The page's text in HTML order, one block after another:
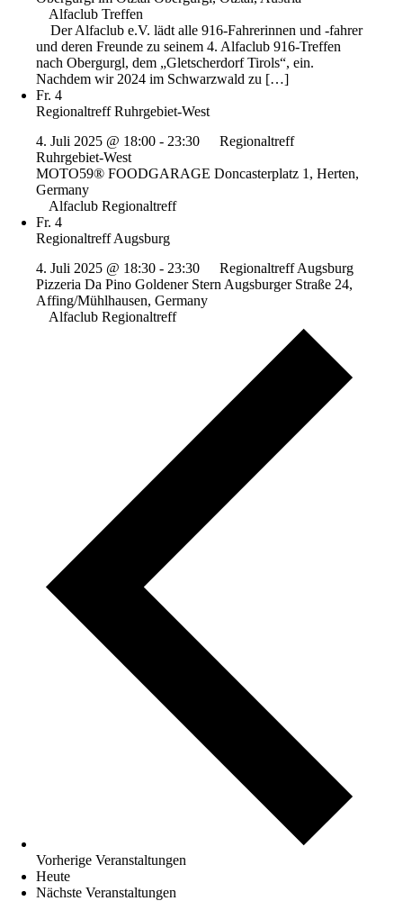
Alfaclub Treffen
Der Alfaclub e.V. lädt alle 916-Fahrerinnen und -fahrer
und deren Freunde zu seinem 4. Alfaclub 916-Treffen
nach Obergurgl, dem „Gletscherdorf Tirols“, ein.
Nachdem wir 2024 im Schwarzwald zu […]
Fr. 4
Regionaltreff Ruhrgebiet-West
4. Juli 2025 @ 18:00 - 23:30
Regionaltreff
Ruhrgebiet-West
MOTO59® FOODGARAGE Doncasterplatz 1, Herten,
Germany
Alfaclub Regionaltreff
Fr. 4
Regionaltreff Augsburg
4. Juli 2025 @ 18:30 - 23:30
Regionaltreff Augsburg
Pizzeria Da Pino Goldener Stern Augsburger Straße 24,
Affing/Mühlhausen, Germany
Alfaclub Regionaltreff
Vorherige Veranstaltungen
Heute
Nächste Veranstaltungen